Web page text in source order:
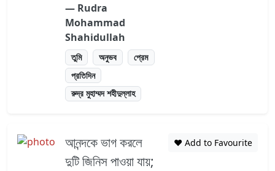
― Rudra
Mohammad
Shahidullah
তুমি অনুভব
প্রেম
প্রতিদিন
রুদ্র মুহাম্মদ শহীদুল্লাহ
আনন্দকে ভাগ করলে
দুটি জিনিস পাওয়া যায়;
❤️ Add to Favourite